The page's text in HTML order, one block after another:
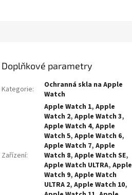
Doplňkové parametry
Kategorie:
Ochranná skla na Apple
Watch
Zařízení:
Apple Watch 1,Apple
Watch 2,Apple Watch 3,
Apple Watch 4,Apple
Watch 5,Apple Watch 6,
Apple Watch 7,Apple
Watch 8,Apple Watch SE,
Apple Watch ULTRA,Apple
Watch 9,Apple Watch
ULTRA 2,Apple Watch 10,